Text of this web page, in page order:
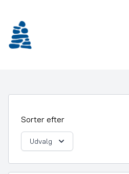
indhold
Sorter efter
Udvalg